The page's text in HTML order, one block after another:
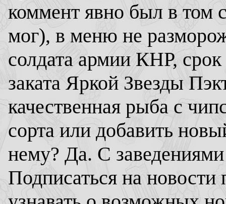
коммент явно был в том
мог), в меню не
солдата армии КНР,
заката Яркой Звезды
качественная рыба с
сорта или добавить
нему? Да. С
Подписаться на